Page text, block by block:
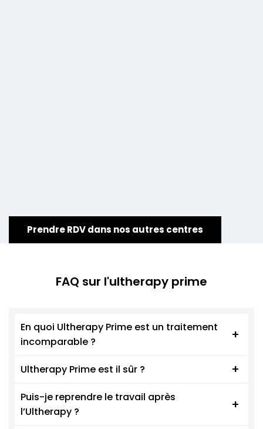
Prendre RDV dans nos autres centres
FAQ sur l'ultherapy prime
En quoi Ultherapy Prime est un traitement
incomparable ?
Le lifting médical nouvelle génération
Ultherapy Prime® s’impose comme la référence
mondiale du lifting non invasif.
Ultherapy Prime est il sûr ?
ULTHERAPY PRIME a démontré un profil de
sécurité favorable dans diverses études
Puis-je reprendre le travail après
l’Ultherapy ?